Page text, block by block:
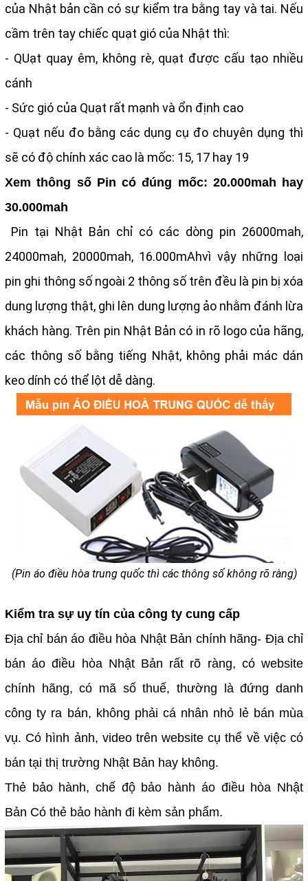
của Nhật bản cần có sự kiểm tra bằng tay và tai. Nếu
cầm trên tay chiếc quạt gió của Nhật thì:
- QUạt quay êm, không rè, quạt được cấu tạo nhiều
cánh
- Sức gió của Quạt rất mạnh và ổn định cao
- Quạt nếu đo bằng các dụng cụ đo chuyên dụng thì
sẽ có độ chính xác cao là mốc: 15, 17 hay 19
Xem thông số Pin có đúng mốc: 20.000mah hay
30.000mah
Pin tại Nhật Bản chỉ có các dòng pin 26000mah,
24000mah, 20000mah, 16.000mAhvì vậy những loại
pin ghi thông số ngoài 2 thông số trên đều là pin bị xóa
dung lượng thật, ghi lên dung lượng ảo nhằm đánh lừa
khách hàng. Trên pin Nhật Bản có in rõ logo của hãng,
các thông số bằng tiếng Nhật, không phải mác dán
keo dính có thể lột dễ dàng.
(Pin áo điều hòa trung quốc thì các thông số không rõ ràng)
Kiểm tra sự uy tín của công ty cung cấp
Địa chỉ bán áo điều hòa Nhật Bản chính hãng- Địa chỉ
bán áo điều hòa Nhật Bản rất rõ ràng, có website
chính hãng, có mã số thuế, thường là đứng danh
công ty ra bán, không phải cá nhân nhỏ lẻ bán mùa
vụ. Có hình ảnh, video trên website cụ thể về việc có
bán tại thị trường Nhật Bản hay không.
Thẻ bảo hành, chế độ bảo hành áo điều hòa Nhật
Bản Có thẻ bảo hành đi kèm sản phẩm.